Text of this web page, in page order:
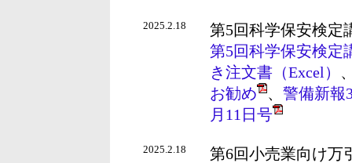
2025.2.18
第5回科学保安検定
第5回科学保安検定
き注文書（Excel）
お勧め
、 警備新報
月11日号
2025.2.18
第6回小売業向け万